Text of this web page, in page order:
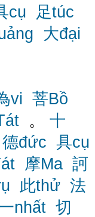
cụ
足túc
大đại
vi 菩Bồ
。 十
德đức 具cụ
摩Ma 訶
此thử 法
nhất 切